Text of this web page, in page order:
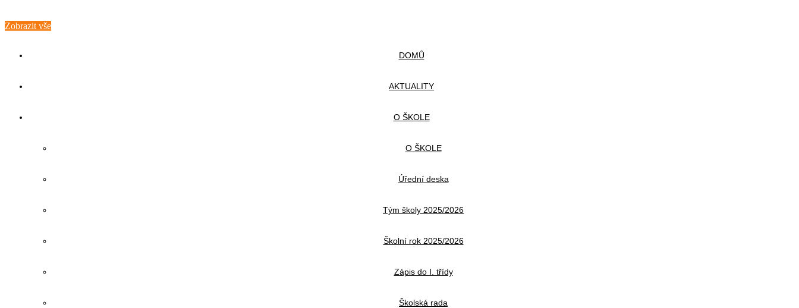
Zobrazit vše
DOMŮ
AKTUALITY
O ŠKOLE
O ŠKOLE
Úřední deska
Tým školy 2025/2026
Školní rok 2025/2026
Zápis do I. třídy
Školská rada